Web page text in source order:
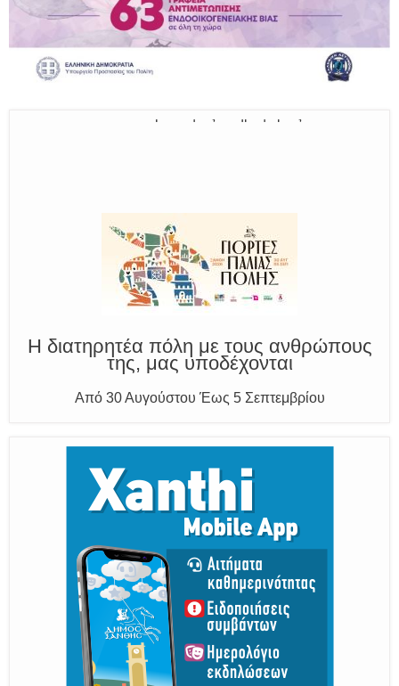
Παραμένουμε Προσεκτικοί